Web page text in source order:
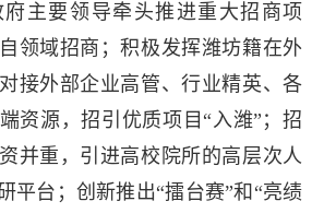
要领导牵头推进重大招商项
领域招商；积极发挥潍坊籍在外
接外部企业高管、行业精英、各
资源，招引优质项目“入潍”；招
并重，引进高校院所的高层次人
平台；创新推出“擂台赛”和“亮绩